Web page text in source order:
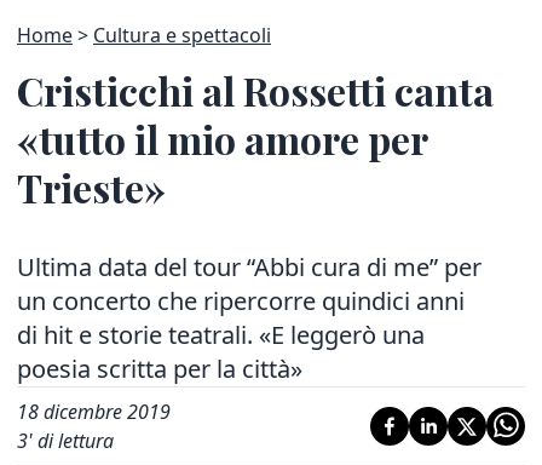
Home Cultura e spettacoli
Cristicchi al Rossetti canta
«tutto il mio amore per
Trieste»
Ultima data del tour “Abbi cura di me” per
un concerto che ripercorre quindici anni
di hit e storie teatrali. «E leggerò una
poesia scritta per la città»
18 dicembre 2019
3' di lettura